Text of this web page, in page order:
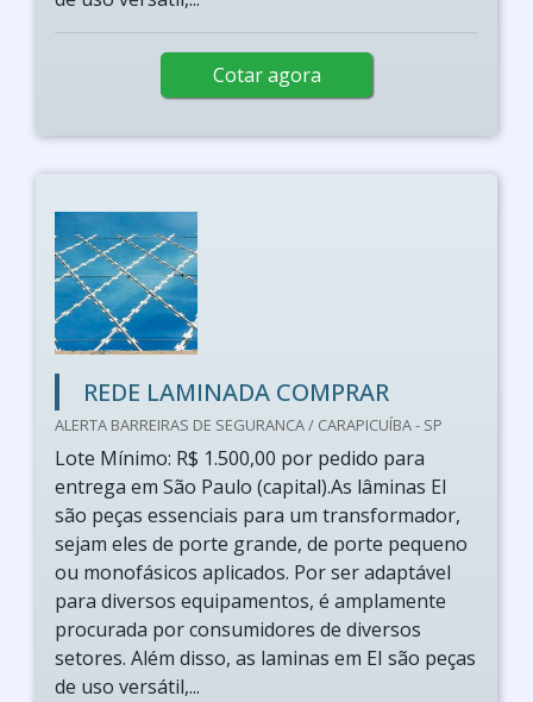
Cotar agora
REDE LAMINADA COMPRAR
ALERTA BARREIRAS DE SEGURANCA / CARAPICUÍBA - SP
Lote Mínimo: R$ 1.500,00 por pedido para
entrega em São Paulo (capital).As lâminas EI
são peças essenciais para um transformador,
sejam eles de porte grande, de porte pequeno
ou monofásicos aplicados. Por ser adaptável
para diversos equipamentos, é amplamente
procurada por consumidores de diversos
setores. Além disso, as laminas em EI são peças
de uso versátil,...